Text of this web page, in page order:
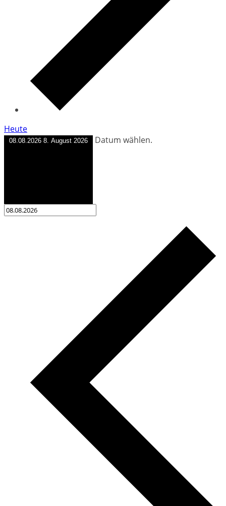
Heute
08.08.2026 8. August 2026 Datum wählen.